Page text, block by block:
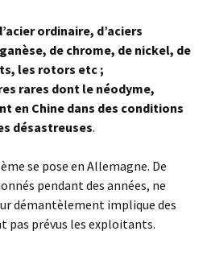
ordinaire, d’aciers
de chrome, de nickel, de
les rotors etc ;
rares dont le néodyme,
en Chine dans des conditions
désastreuses.
se pose en Allemagne. De
pendant des années, ne
démantèlement implique des
pas prévus les exploitants.